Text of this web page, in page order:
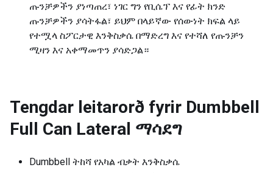
ጡንቻዎችን ያነጣጠረ፣ ነገር ግን የቢሴፕ እና የፊት ክንድ
ጡንቻዎችን ያሳትፋል፣ ይህም በላይኛው የሰውነት ክፍል ላይ
የተሟላ ስፖርታዊ እንቅስቃሴ በማድረግ እና የተሻለ የጡንቻን
ሚዛን እና አቀማመጥን ያሳድጋል።
Tengdar leitarorð fyrir Dumbbell
Full Can Lateral ማሳደግ
Dumbbell ትከሻ የአካል ብቃት እንቅስቃሴ